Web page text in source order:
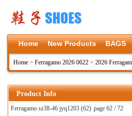
Home New Products BAGS
Home > Ferragamo 2026 0622 > 2026
Product Info
Ferragamo sz38-46 jyq1203 (62) page 62 / 72